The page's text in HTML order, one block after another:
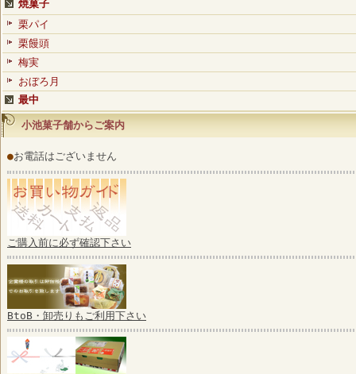
焼菓子
栗パイ
栗饅頭
梅実
おぼろ月
最中
小池菓子舗からご案内
●お電話はございません
ご購入前に必ず確認下さい
BtoB・卸売りもご利用下さい